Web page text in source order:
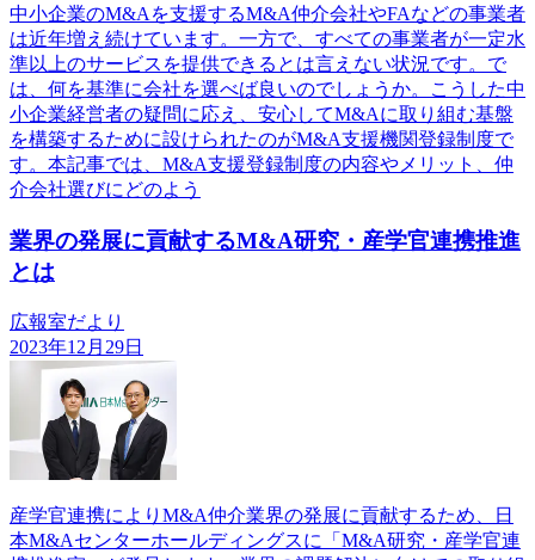
中小企業のM&Aを支援するM&A仲介会社やFAなどの事業者
は近年増え続けています。一方で、すべての事業者が一定水
準以上のサービスを提供できるとは言えない状況です。で
は、何を基準に会社を選べば良いのでしょうか。こうした中
小企業経営者の疑問に応え、安心してM&Aに取り組む基盤
を構築するために設けられたのがM&A支援機関登録制度で
す。本記事では、M&A支援登録制度の内容やメリット、仲
介会社選びにどのよう
業界の発展に貢献するM&A研究・産学官連携推進
とは
広報室だより
2023年12月29日
産学官連携によりM&A仲介業界の発展に貢献するため、日
本M&Aセンターホールディングスに「M&A研究・産学官連